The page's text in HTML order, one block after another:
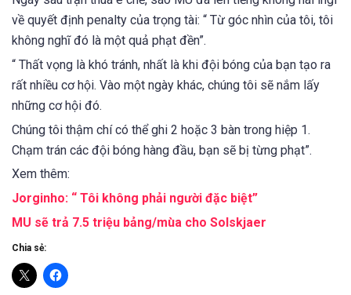
về quyết định penalty của trọng tài: “ Từ góc nhìn của tôi, tôi
không nghĩ đó là một quả phạt đền”.
“ Thất vọng là khó tránh, nhất là khi đội bóng của bạn tạo ra
rất nhiều cơ hội. Vào một ngày khác, chúng tôi sẽ nắm lấy
những cơ hội đó.
Chúng tôi thậm chí có thể ghi 2 hoặc 3 bàn trong hiệp 1.
Chạm trán các đội bóng hàng đầu, bạn sẽ bị từng phạt”.
Xem thêm:
Jorginho: “ Tôi không phải người đặc biệt”
MU sẽ trả 7.5 triệu bảng/mùa cho Solskjaer
Chia sẻ: